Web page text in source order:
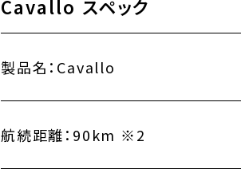
Cavallo スペック
製品名： Cavallo
航続距離： 90km ※2